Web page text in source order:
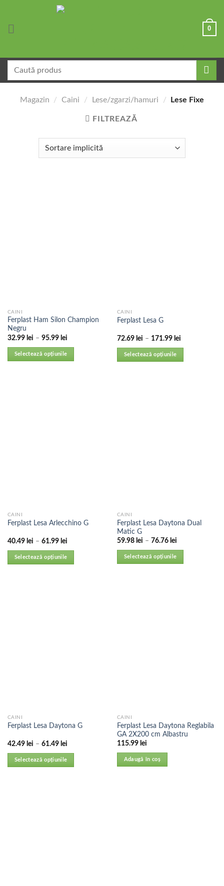
0
după:
Magazin / Caini / Lese/zgarzi/hamuri / Lese Fixe
FILTREAZĂ
CAINI
Ferplast Ham Silon Champion
Negru
32.99 lei – 95.99 lei
Selectează opțiunile
CAINI
Ferplast Lesa G
72.69 lei – 171.99 lei
Selectează opțiunile
CAINI
Ferplast Lesa Arlecchino G
40.49 lei – 61.99 lei
Selectează opțiunile
CAINI
Ferplast Lesa Daytona Dual
Matic G
59.98 lei – 76.76 lei
Selectează opțiunile
CAINI
Ferplast Lesa Daytona G
42.49 lei – 61.49 lei
Selectează opțiunile
CAINI
Ferplast Lesa Daytona Reglabila
GA 2X200 cm Albastru
115.99 lei
Adaugă în coș